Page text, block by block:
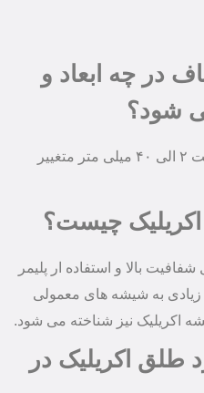
در چه ابعاد و
شود؟
در ابعاد ۱۸۳× ۱۲2 و ضخامت ۲ الی ۴۰ میلی متر متغییر
چیست؟
بالا و استفاده ار پلیمر
به شیشه های معمولی
اکریلیک نیز شناخته می شود.
طلق اکریلیک در